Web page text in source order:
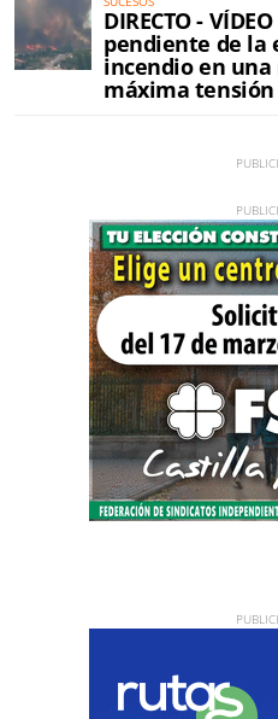
DIRECTO -
pendiente de la
incendio en una
máxima tensión